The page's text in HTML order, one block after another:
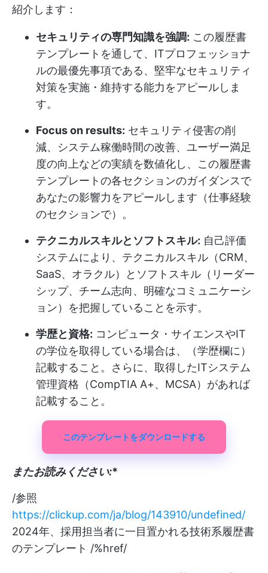
紹介します：
セキュリティの専門知識を強調: この履歴書
テンプレートを通して、ITプロフェッショナ
ルの最優先事項である、堅牢なセキュリティ
対策を実施・維持する能力をアピールしま
す。
Focus on results: セキュリティ侵害の削
減、システム稼働時間の改善、ユーザー満足
度の向上などの実績を数値化し、この履歴書
テンプレートの各セクションのガイダンスで
あなたの影響力をアピールします（仕事経験
のセクションで）。
テクニカルスキルとソフトスキル: 自己評価
システムにより、テクニカルスキル（CRM、
SaaS、オラクル）とソフトスキル（リーダー
シップ、チーム志向、明確なコミュニケーシ
ョン）を把握していることを示す。
学歴と資格: コンピュータ・サイエンスやIT
の学位を取得している場合は、（学歴欄に）
記載すること。さらに、取得したITシステム
管理資格（CompTIA A+、MCSA）があれば
記載すること。
このテンプレートをダウンロードする
またお読みください:*
/参照
https://clickup.com/ja/blog/143910/undefined/
2024年、採用担当者に一目置かれる技術系履歴書
のテンプレート /%href/